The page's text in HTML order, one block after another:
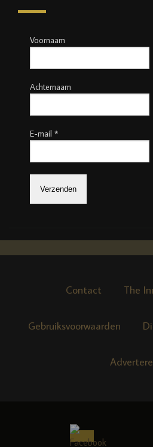
Voornaam
Achternaam
E-mail *
Contact The
Gebruiksvoorwaarden